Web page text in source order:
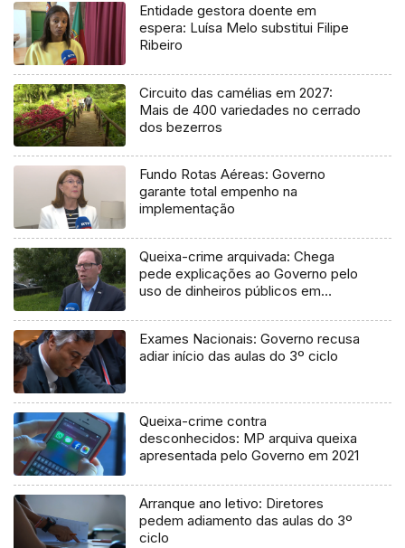
Entidade gestora doente em
espera: Luísa Melo substitui Filipe
Ribeiro
Circuito das camélias em 2027:
Mais de 400 variedades no cerrado
dos bezerros
Fundo Rotas Aéreas: Governo
garante total empenho na
implementação
Queixa-crime arquivada: Chega
pede explicações ao Governo pelo
uso de dinheiros públicos em
Exames Nacionais: Governo recusa
adiar início das aulas do 3º ciclo
Queixa-crime contra
desconhecidos: MP arquiva queixa
apresentada pelo Governo em 2021
Arranque ano letivo: Diretores
pedem adiamento das aulas do 3º
ciclo